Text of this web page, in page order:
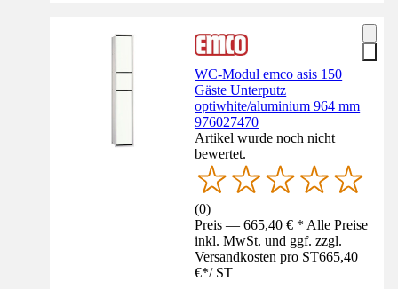
WC-Modul emco asis 150
Gäste Unterputz
optiwhite/aluminium 964 mm
976027470
Artikel wurde noch nicht
bewertet.
(0)
Preis — 665,40 € * Alle Preise
inkl. MwSt. und ggf. zzgl.
Versandkosten pro ST665,40
€*/ ST